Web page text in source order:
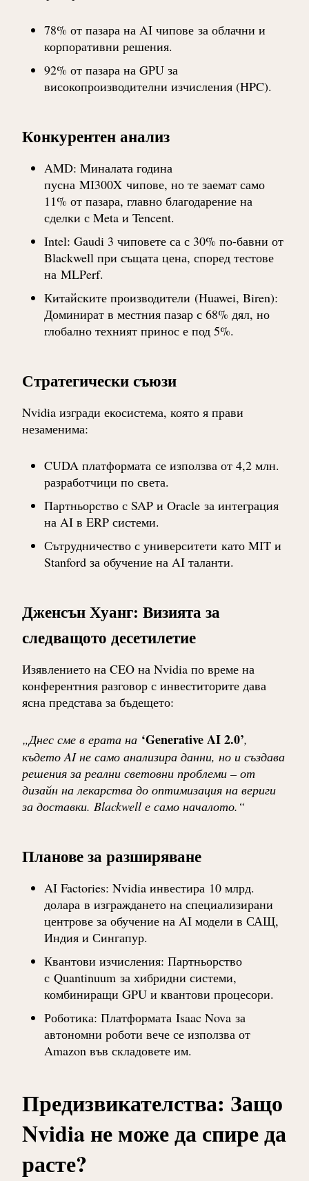
78% от пазара на AI чиповеза облачни и
корпоративни решения.
92% от пазара на GPU за
високопроизводителни изчисления (HPC).
Конкурентен анализ
AMD: Миналата година
пусна MI300Xчипове, но те заемат само
11% от пазара, главно благодарение на
сделки с Meta и Tencent.
Intel: Gaudi 3 чиповете са с 30% по-бавни от
Blackwell при същата цена, според тестове
на MLPerf.
Китайските производители (Huawei, Biren):
Доминират в местния пазар с 68% дял, но
глобално техният принос е под 5%.
Стратегически съюзи
Nvidia изгради екосистема, която я прави
незаменима:
CUDA платформатасе използва от 4,2 млн.
разработчици по света.
Партньорство с SAP и Oracleза интеграция
на AI в ERP системи.
Сътрудничество с университети като MIT и
Stanford за обучение на AI таланти.
Дженсън Хуанг: Визията за
следващото десетилетие
Изявлението на CEO на Nvidia по време на
конферентния разговор с инвеститорите дава
ясна представа за бъдещето:
„Днес сме в ерата на ‘Generative AI 2.0’,
където AI не само анализира данни, но и създава
решения за реални световни проблеми – от
дизайн на лекарства до оптимизация на вериги
за доставки. Blackwell е само началото.“
Планове за разширяване
AI Factories: Nvidia инвестира 10 млрд.
доларав изграждането на специализирани
центрове за обучение на AI модели в САЩ,
Индия и Сингапур.
Квантови изчисления: Партньорство
с Quantinuumза хибридни системи,
комбиниращи GPU и квантови процесори.
Роботика: Платформата Isaac Novaза
автономни роботи вече се използва от
Amazon във складовете им.
Предизвикателства: Защо
Nvidia не може да спире да
расте?